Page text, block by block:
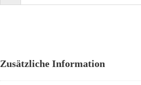
Zusätzliche Information